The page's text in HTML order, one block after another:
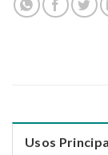
Usos